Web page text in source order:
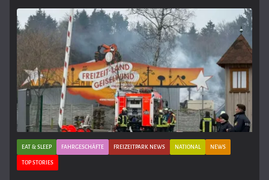
EAT & SLEEP FAHRGESCHÄFTE FREIZEITPARK NEWS NATIONAL NEWS
TOP STORIES